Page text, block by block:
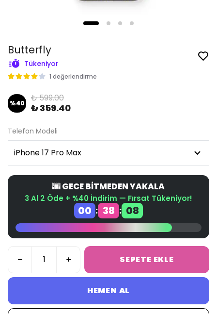
Butterfly
Tükeniyor
1 değerlendirme
%40 ₺ 599.00
₺ 359.40
Telefon Modeli
🌆 GECE BİTMEDEN YAKALA
3 Al 2 Öde + %40 İndirim — Fırsat Tükeniyor!
00 : 38 : 08
SEPETE EKLE
HEMEN AL